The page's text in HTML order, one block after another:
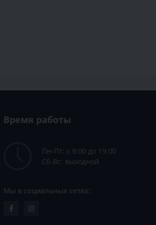
Время работы
Пн-Пт: с 9:00 до 19:00
Сб-Вс: выходной
Мы в социальных сетях: